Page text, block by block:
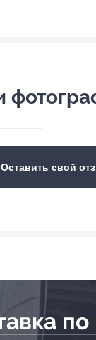
Оставить свой
по